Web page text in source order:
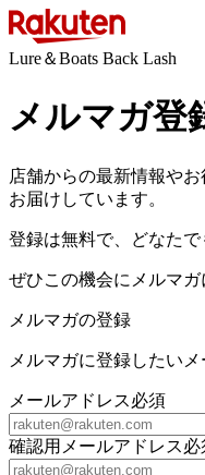
Lure＆Boats Back Lash
メルマガ登
店舗からの最新情報や
お届けしています。
登録は無料で、どなたで
ぜひこの機会にメルマガ
メルマガの登録
メルマガに登録したい
メールアドレス必須
確認用メールアドレス必